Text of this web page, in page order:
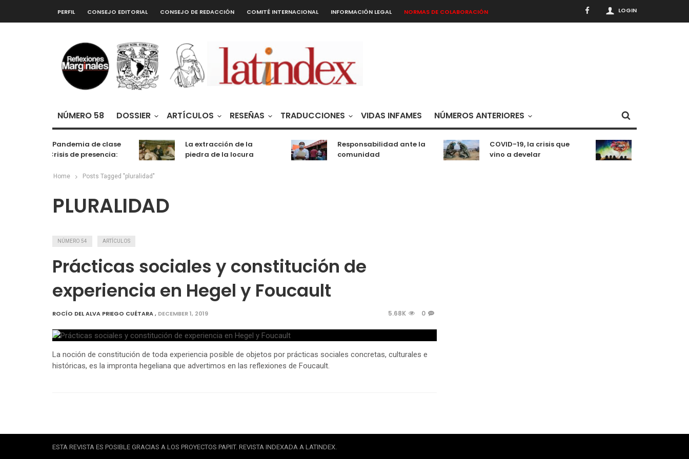
LOGIN
PERFIL CONSEJO EDITORIAL CONSEJO DE REDACCIÓN COMITÉ INTERNACIONAL INFORMACIÓN LEGAL NORMAS DE COLABORACIÓN
NÚMERO 58 DOSSIER ARTÍCULOS RESEÑAS TRADUCCIONES VIDAS INFAMES NÚMEROS ANTERIORES
De la Pandemia de clase
a la Crisis de presencia:
entretenimiento
La extracción de la
piedra de la locura
Responsabilidad ante la
comunidad
COVID-19, la crisis que
vino a develar
Home Posts Tagged "pluralidad"
PLURALIDAD
NÚMERO 54 ARTÍCULOS
Prácticas sociales y constitución de
experiencia en Hegel y Foucault
ROCÍO DEL ALVA PRIEGO CUÉTARA, DECEMBER 1, 2019 5.68K 0
La noción de constitución de toda experiencia posible de objetos por prácticas sociales concretas, culturales e
históricas, es la impronta hegeliana que advertimos en las reflexiones de Foucault.
ESTA REVISTA ES POSIBLE GRACIAS A LOS PROYECTOS PAPIIT. REVISTA INDEXADA A LATINDEX.